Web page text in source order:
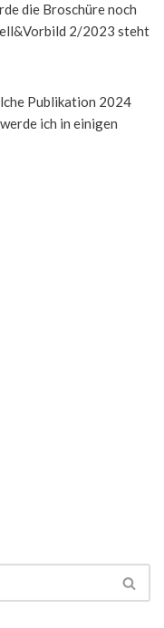
die Broschüre noch
2/2023 steht
Publikation 2024
ich in einigen